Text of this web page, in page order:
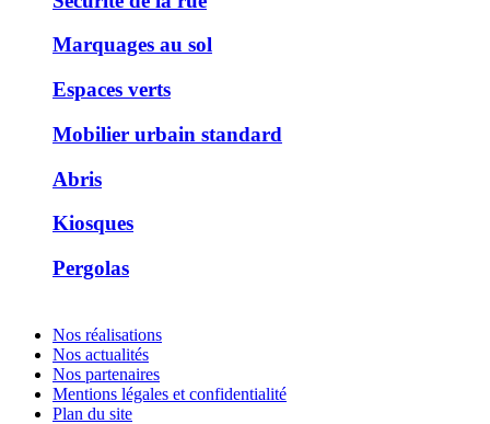
Marquages au sol
Espaces verts
Mobilier urbain standard
Abris
Kiosques
Pergolas
Nos réalisations
Nos actualités
Nos partenaires
Mentions légales et confidentialité
Plan du site